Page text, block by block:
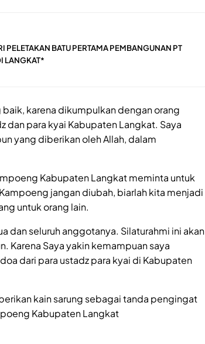
PELETAKAN BATU PERTAMA PEMBANGUNAN PT
LANGKAT*
baik, karena dikumpulkan dengan orang
dan para kyai Kabupaten Langkat. Saya
yang diberikan oleh Allah, dalam
Kabupaten Langkat meminta untuk
jangan diubah, biarlah kita menjadi
untuk orang lain.
dan seluruh anggotanya. Silaturahmi ini akan
Karena Saya yakin kemampuan saya
dari para ustadz para kyai di Kabupaten
kain sarung sebagai tanda pengingat
Kabupaten Langkat